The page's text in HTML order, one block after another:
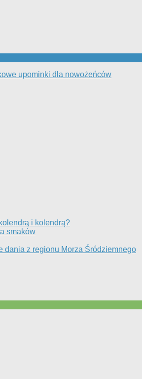
upominki dla nowożeńców
i kolendrą?
smaków
dania z regionu Morza Śródziemnego